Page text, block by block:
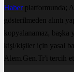
Haberplatformunda;
gösterilmeden alıntı
kopyalanamaz, başka
kişi/kişiler için yasal
Alem.Gen.Tr'i tercih